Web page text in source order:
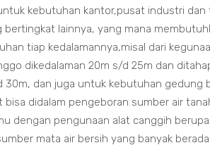
kebutuhan kantor,pusat industri
lainnya, yang mana
tiap kedalamannya,misal dari
dikedalaman 20m s/d 25m dan
30m, dan juga untuk kebutuhan gedung
didalam pengeboran sumber air
dengan pengunaan alat canggih
mata air bersih yang banyak